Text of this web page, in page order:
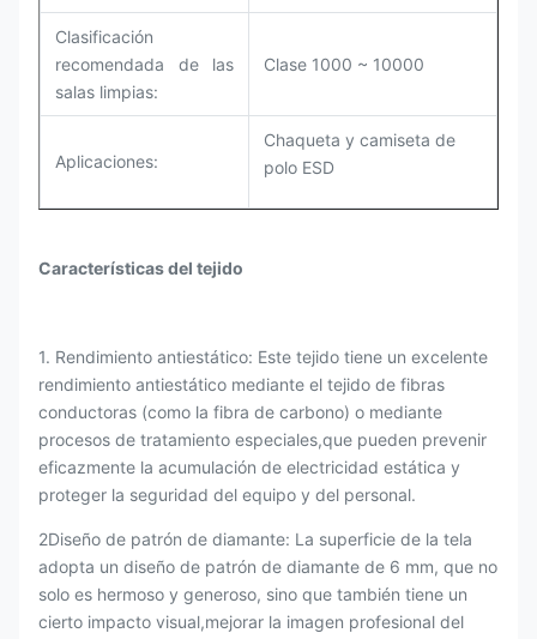
Clasificación
recomendada de las
salas limpias:
Clase 1000 ~ 10000
Aplicaciones:
Chaqueta y camiseta de
polo ESD
Características del tejido
1. Rendimiento antiestático: Este tejido tiene un excelente
rendimiento antiestático mediante el tejido de fibras
conductoras (como la fibra de carbono) o mediante
procesos de tratamiento especiales,que pueden prevenir
eficazmente la acumulación de electricidad estática y
proteger la seguridad del equipo y del personal.
2Diseño de patrón de diamante: La superficie de la tela
adopta un diseño de patrón de diamante de 6 mm, que no
solo es hermoso y generoso, sino que también tiene un
cierto impacto visual,mejorar la imagen profesional del